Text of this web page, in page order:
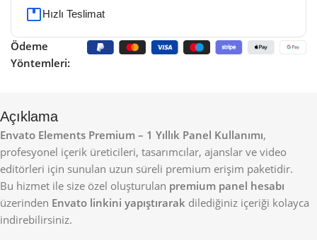
Hızlı Teslimat
Ödeme
Yöntemleri:
Açıklama
Envato Elements Premium – 1 Yıllık Panel Kullanımı,
profesyonel içerik üreticileri, tasarımcılar, ajanslar ve video
editörleri için sunulan uzun süreli premium erişim paketidir.
Bu hizmet ile size özel oluşturulan premium panel hesabı
üzerinden Envato linkini yapıştırarak dilediğiniz içeriği kolayca
indirebilirsiniz.